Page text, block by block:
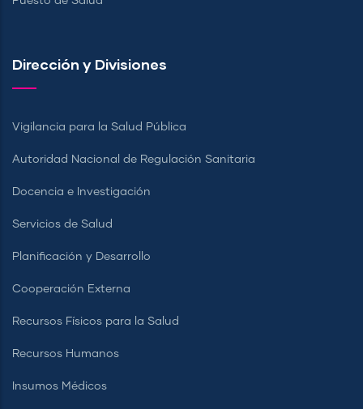
Dirección y Divisiones
Vigilancia para la Salud Pública
Autoridad Nacional de Regulación Sanitaria
Docencia e Investigación
Servicios de Salud
Planificación y Desarrollo
Cooperación Externa
Recursos Físicos para la Salud
Recursos Humanos
Insumos Médicos